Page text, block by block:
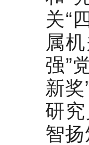
关“
属
强”
新
研
智